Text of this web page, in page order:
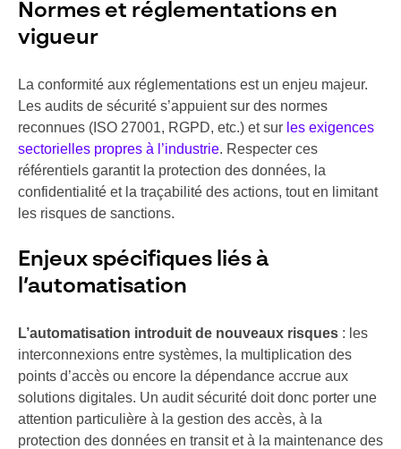
Normes et réglementations en
vigueur
La conformité aux réglementations est un enjeu majeur.
Les audits de sécurité s’appuient sur des normes
reconnues (ISO 27001, RGPD, etc.) et sur les exigences
sectorielles propres à l’industrie. Respecter ces
référentiels garantit la protection des données, la
confidentialité et la traçabilité des actions, tout en limitant
les risques de sanctions.
Enjeux spécifiques liés à
l’automatisation
L’automatisation introduit de nouveaux risques : les
interconnexions entre systèmes, la multiplication des
points d’accès ou encore la dépendance accrue aux
solutions digitales. Un audit sécurité doit donc porter une
attention particulière à la gestion des accès, à la
protection des données en transit et à la maintenance des